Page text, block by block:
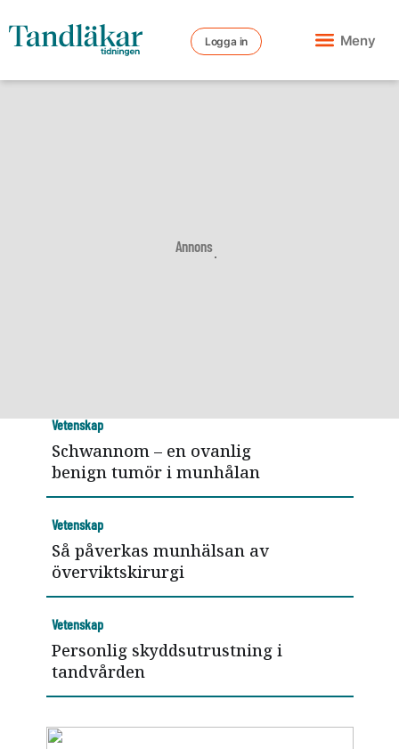
Logga in Meny
Annons
Schwannom – en ovanlig
benign tumör i munhålan
Vetenskap
Så påverkas munhälsan av
överviktskirurgi
Vetenskap
Personlig skyddsutrustning i
tandvården
Vetenskap